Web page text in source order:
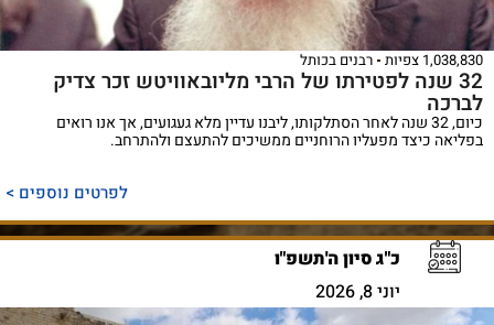
1,038,830 צפיות רבנים בכותל
32 שנה לפטירתו של הרבי מליובאוויטש זכר צדיק
לברכה
כיום, 32 שנה לאחר הסתלקותו, ליבנו עדיין מלא געגועים, אך אנו רואים
בפליאה כיצד מפעליו הרוחניים ממשיכים להתעצם ולהתרחב.
לפרטים נוספים >
כ"ג סיון ה'תשפ"ו
יוני 8, 2026